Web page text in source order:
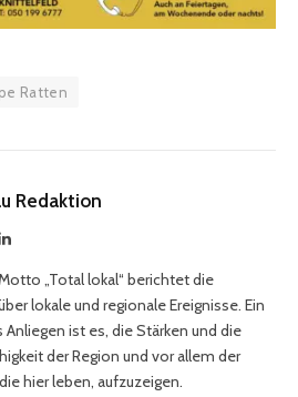
Ratten
Redaktion
LinkedIn
„Total lokal“ berichtet die
lokale und regionale Ereignisse. Ein
ist es, die Stärken und die
der Region und vor allem der
hier leben, aufzuzeigen.